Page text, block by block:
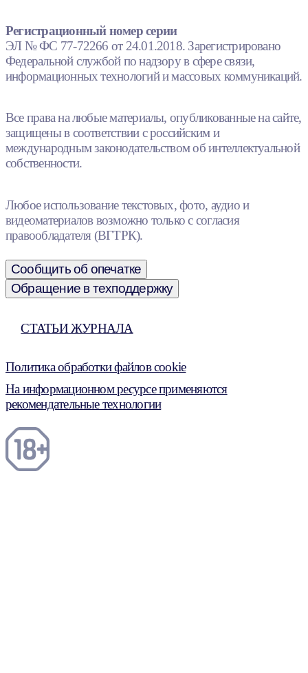
Регистрационный номер серии
ЭЛ № ФС 77-72266 от 24.01.2018. Зарегистрировано
Федеральной службой по надзору в сфере связи,
информационных технологий и массовых коммуникаций.
Все права на любые материалы, опубликованные на сайте,
защищены в соответствии с российским и
международным законодательством об интеллектуальной
собственности.
Любое использование текстовых, фото, аудио и
видеоматериалов возможно только с согласия
правообладателя (ВГТРК).
Сообщить об опечатке
Обращение в техподдержку
СТАТЬИ ЖУРНАЛА
Политика обработки файлов cookie
На информационном ресурсе применяются
рекомендательные технологии